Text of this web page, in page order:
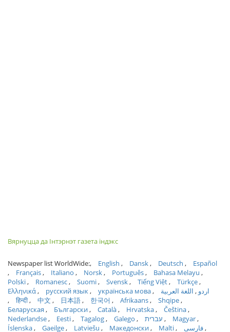
Вярнуцца да Інтэрнэт газета індэкс
Newspaper list WorldWide: English Dansk Deutsch
Español
Français
Italiano Norsk Português
Bahasa Melayu
Polski
Romanesc Suomi Svensk Tiếng Việt
Türkçe
Ελληνικά
русский язык українська мова اردو
اللغة العربية
हिन्दी
中文 日本語 한국어 Afrikaans
Shqipe
Беларуская
Български Català Hrvatska
Čeština
Nederlandse
Eesti Tagalog Galego עברית
Magyar
Íslenska
Gaeilge Latviešu Македонски Malti فارسی